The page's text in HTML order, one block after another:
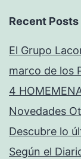
Recent Posts
El Grupo
marco de los
4
Novedades
Descubre lo
Según el